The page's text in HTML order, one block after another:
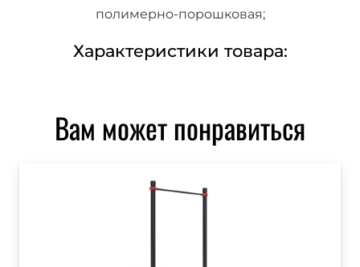
полимерно-порошковая;
Характеристики товара:
Вам может понравиться